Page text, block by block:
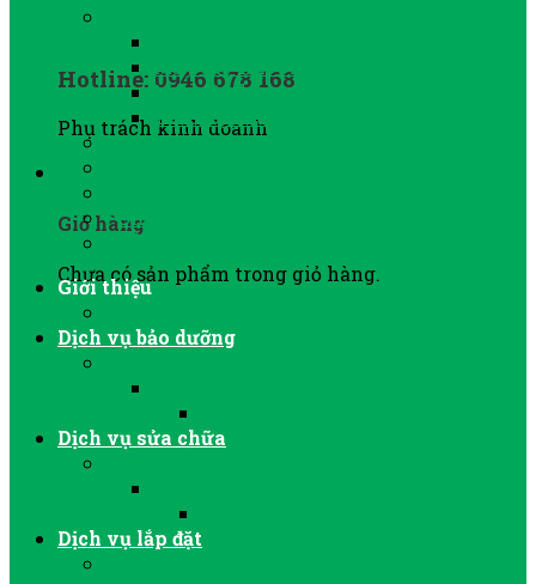
Hotline: 0946 678 168
Phụ trách kinh doanh
Giỏ hàng
Chưa có sản phẩm trong giỏ hàng.
Máy sấy khí Jmec
Máy sấy khí nén Lode Star
Thiết bị After Cooler
PHỤ TÙNG MÁY NITƠ
BÌNH TÍCH ÁP KHÍ NÉN
SỬA CHỮA, BẢO DƯỠNG
Giới thiệu
Dịch vụ bảo dưỡng
Dịch vụ sửa chữa
Dịch vụ lắp đặt